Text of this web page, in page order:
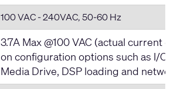
100 VAC - 240VAC, 50-60 Hz
3.7A Max @100 VAC (actual current
on configuration options such as I/O
Media Drive, DSP loading and